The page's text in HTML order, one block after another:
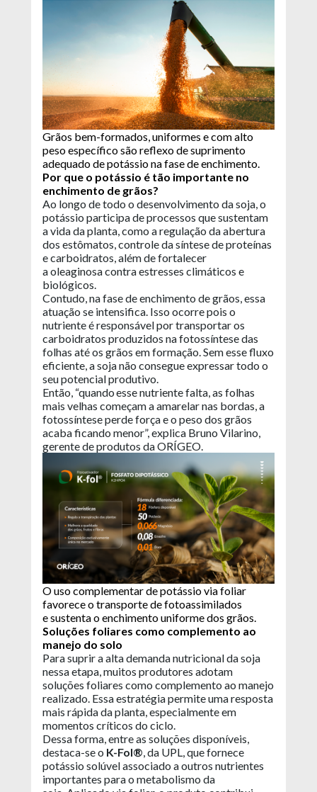
Grãos bem-formados, uniformes e com alto
peso específico são reflexo de suprimento
adequado de potássio na fase de enchimento.
Por que o potássio é tão importante no
enchimento de grãos?
Ao longo de todo o desenvolvimento da soja, o
potássio participa de processos que sustentam
a vida da planta, como a regulação da abertura
dos estômatos, controle da síntese de proteínas
e carboidratos, além de fortalecer
a oleaginosa contra estresses climáticos e
biológicos.
Contudo, na fase de enchimento de grãos, essa
atuação se intensifica. Isso ocorre pois o
nutriente é responsável por transportar os
carboidratos produzidos na fotossíntese das
folhas até os grãos em formação. Sem esse fluxo
eficiente, a soja não consegue expressar todo o
seu potencial produtivo.
Então, “quando esse nutriente falta, as folhas
mais velhas começam a amarelar nas bordas, a
fotossíntese perde força e o peso dos grãos
acaba ficando menor”, explica Bruno Vilarino,
gerente de produtos da ORÍGEO.
O uso complementar de potássio via foliar
favorece o transporte de fotoassimilados
e sustenta o enchimento uniforme dos grãos.
Soluções foliares como complemento ao
manejo do solo
Para suprir a alta demanda nutricional da soja
nessa etapa, muitos produtores adotam
soluções foliares como complemento ao manejo
realizado. Essa estratégia permite uma resposta
mais rápida da planta, especialmente em
momentos críticos do ciclo.
Dessa forma, entre as soluções disponíveis,
destaca-se o K-Fol®, da UPL, que fornece
potássio solúvel associado a outros nutrientes
importantes para o metabolismo da